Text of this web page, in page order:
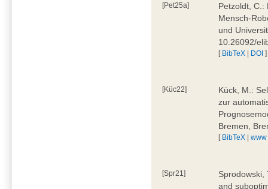
[Pet25a]
Petzoldt, C.:
Mensch-
und
10.26092/
[ BibTeX | DOI ]
[Küc22]
Kück, M.:
zur
Bremen,
[ BibTeX |www
[Spr21]
Sprodowski,
and